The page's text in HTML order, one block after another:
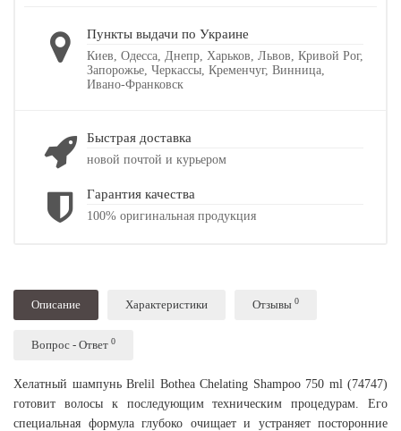
Пункты выдачи по Украине
Киев, Одесса, Днепр, Харьков, Львов, Кривой Рог,
Запорожье, Черкассы, Кременчуг, Винница,
Ивано-Франковск
Быстрая доставка
новой почтой и курьером
Гарантия качества
100% оригинальная продукция
Описание Характеристики Отзывы 0
Вопрос - Ответ 0
Хелатный шампунь Brelil Bothea Chelating Shampoo 750 ml (74747)
готовит волосы к последующим техническим процедурам. Его
специальная формула глубоко очищает и устраняет посторонние